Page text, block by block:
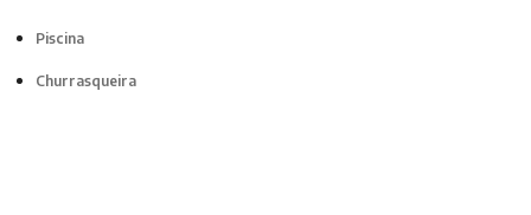
Piscina
Churrasqueira